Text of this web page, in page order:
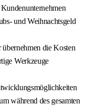
und Weihnachtsgeld
die Kosten
Werkzeuge
während des gesamten